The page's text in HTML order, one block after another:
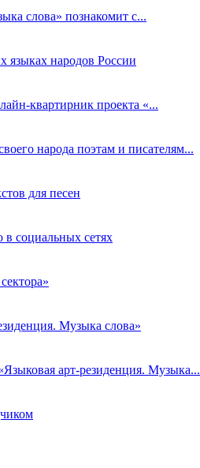
слова» познакомит с...
языках народов России
квартирник проекта «...
народа поэтам и писателям...
для песен
в социальных сетях
Музыка слова»
арт-резиденция. Музыка...